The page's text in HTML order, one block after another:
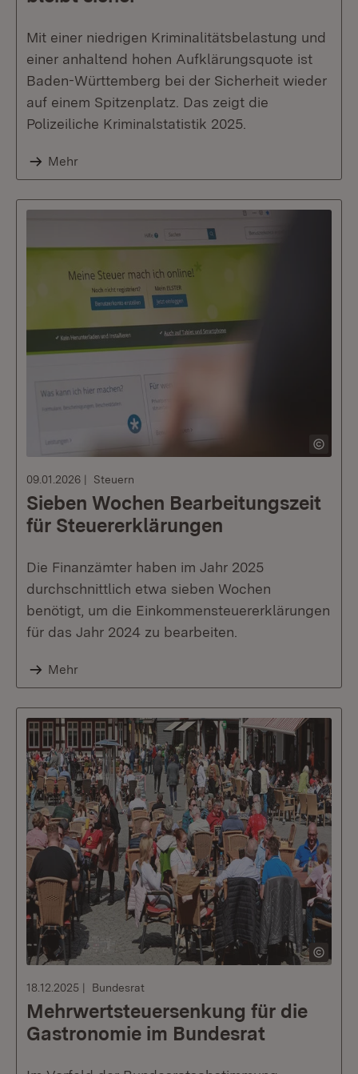
Mit einer niedrigen Kriminalitätsbelastung und
einer anhaltend hohen Aufklärungsquote ist
Baden-Württemberg bei der Sicherheit wieder
auf einem Spitzenplatz. Das zeigt die
Polizeiliche Kriminalstatistik 2025.
Mehr
09.01.2026 Steuern
Sieben Wochen Bearbeitungszeit
für Steuererklärungen
Die Finanzämter haben im Jahr 2025
durchschnittlich etwa sieben Wochen
benötigt, um die Einkommensteuererklärungen
für das Jahr 2024 zu bearbeiten.
Mehr
18.12.2025 Bundesrat
Mehrwertsteuersenkung für die
Gastronomie im Bundesrat